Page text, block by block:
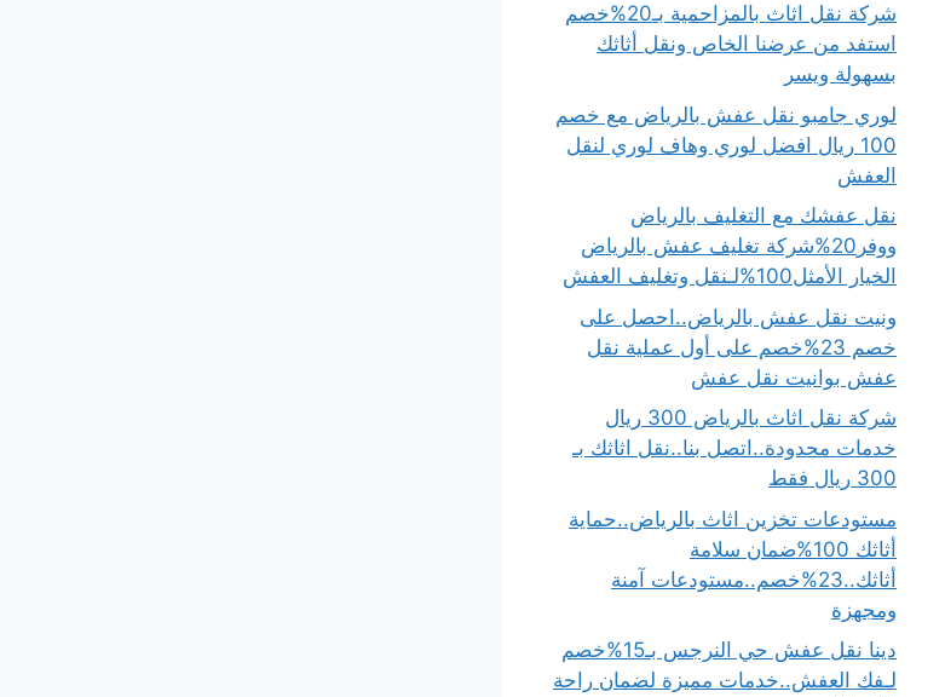
شركة نقل اثاث بالمزاحمية بـ20%خصم
استفد من عرضنا الخاص ونقل أثاثك
بسهولة ويسر
لوري جامبو نقل عفش بالرياض مع خصم
100 ريال افضل لوري وهاف لوري لنقل
العفش
نقل عفشك مع التغليف بالرياض
ووفر20%شركة تغليف عفش بالرياض
الخيار الأمثل100%لـنقل وتغليف العفش
ونيت نقل عفش بالرياض..احصل على
خصم 23%خصم على أول عملية نقل
عفش بوانيت نقل عفش
شركة نقل اثاث بالرياض 300 ريال
خدمات محدودة..اتصل بنا..نقل اثاثك بـ
300 ريال فقط
مستودعات تخزين اثاث بالرياض..حماية
أثاثك 100%ضمان سلامة
أثاثك..23%خصم..مستودعات آمنة
ومجهزة
دينا نقل عفش حي النرجس بـ15%خصم
لـفك العفش..خدمات مميزة لضمان راحة